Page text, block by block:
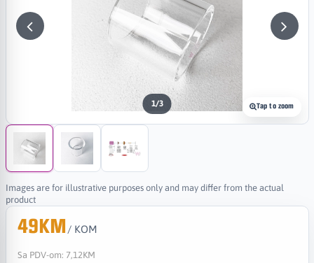
Tap to zoom
1/3
Images are for illustrative purposes only and may differ from the actual
product
49KM / KOM
Sa PDV-om: 7,12KM